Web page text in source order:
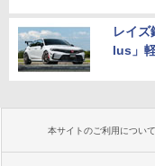
レイ
lus」
本サイトのご利用について